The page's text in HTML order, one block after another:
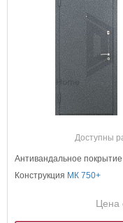
Доступны
Антивандальное
Конструкция МК 750+
Цена